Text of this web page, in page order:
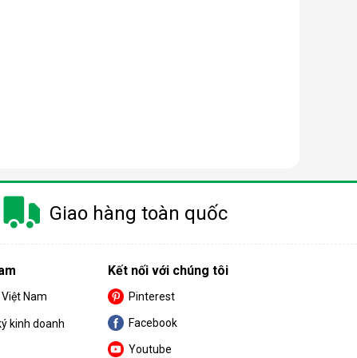
có công suất dao động từ 10 - 50 lít/ngày.
thì nên chọn máy có công suất càng thấp.
Giao hàng toàn quốc
Nam
kinh doanh
Kết nối với chúng tôi
Pinterest
Facebook
Youtube